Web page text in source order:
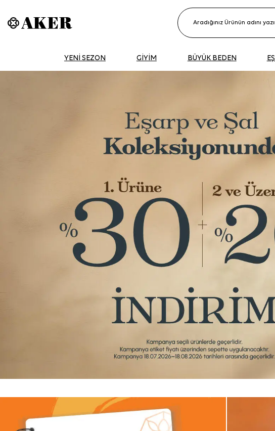
YENİ SEZON GİYİM BÜYÜK BEDEN